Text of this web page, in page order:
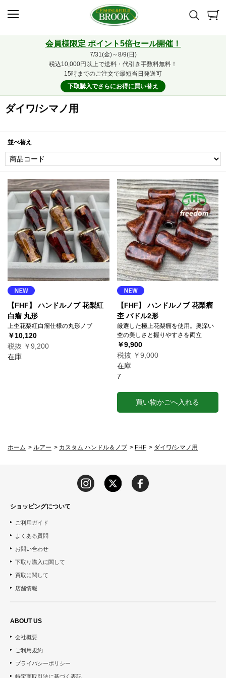
会員様限定 ポイント5倍セール開催！
7/31(金)～8/9(日)
税込10,000円以上で送料・代引き手数料無料！
15時までのご注文で最短当日発送可
下取購入でさらにお得に買い替え
ダイワ/シマノ用
並べ替え
【FHF】 ハンドルノブ 花梨紅
白瘤 丸形
上杢花梨紅白瘤仕様の丸形ノブ
￥10,120
税抜 ￥9,200
在庫
【FHF】 ハンドルノブ 花梨瘤
杢 パドル2形
厳選した極上花梨瘤を使用。奥深い
杢の美しさと握りやすさを両立
￥9,900
税抜 ￥9,000
在庫
7
買い物かごへ入れる
ホーム > ルアー > カスタム ハンドル＆ノブ > FHF > ダイワ/シマノ用
ショッピングについて
ご利用ガイド
よくある質問
お問い合わせ
下取り購入に関して
買取に関して
店舗情報
ABOUT US
会社概要
ご利用規約
プライバシーポリシー
特定商取引法に基づく表記